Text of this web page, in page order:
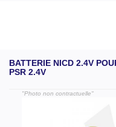
BATTERIE NICD 2.4V
PSR 2.4V
"Photo non contractuelle"